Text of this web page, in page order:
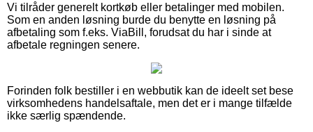
Vi tilråder generelt kortkøb eller betalinger med mobilen.
Som en anden løsning burde du benytte en løsning på
afbetaling som f.eks. ViaBill, forudsat du har i sinde at
afbetale regningen senere.
Forinden folk bestiller i en webbutik kan de ideelt set bese
virksomhedens handelsaftale, men det er i mange tilfælde
ikke særlig spændende.